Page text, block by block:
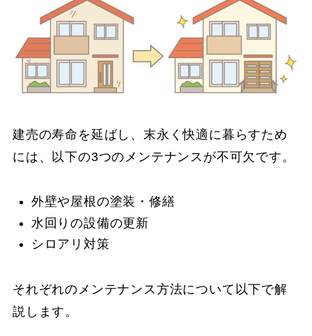
建売の寿命を延ばし、末永く快適に暮らすため
には、以下の3つのメンテナンスが不可欠です。
外壁や屋根の塗装・修繕
水回りの設備の更新
シロアリ対策
それぞれのメンテナンス方法について以下で解
説します。